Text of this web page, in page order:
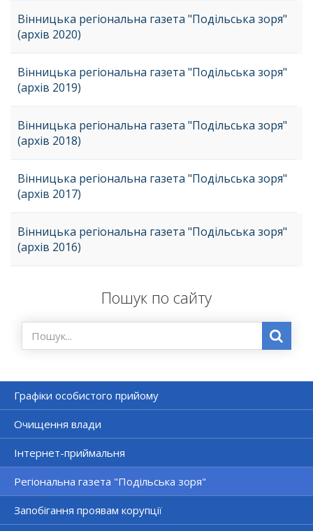
Пошук по сайту
Графіки особистого прийому
Очищення влади
Інтернет-приймальня
Регіональна газета "Подільська зоря"
Запобігання проявам корупції
Вінницька регіональна газета "Подільська зоря"
(архів 2020)
Вінницька регіональна газета "Подільська зоря"
(архів 2019)
Вінницька регіональна газета "Подільська зоря"
(архів 2018)
Вінницька регіональна газета "Подільська зоря"
(архів 2017)
Вінницька регіональна газета "Подільська зоря"
(архів 2016)